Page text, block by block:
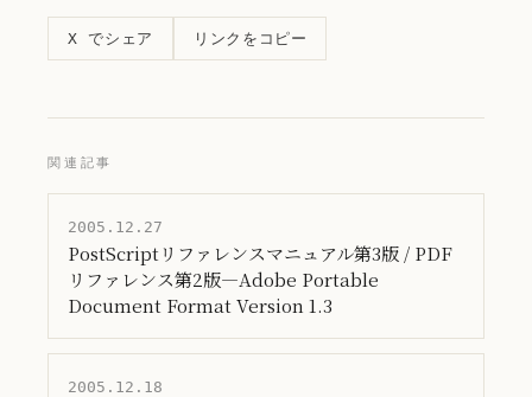
X でシェア リンクをコピー
関連記事
2005.12.27
PostScriptリファレンスマニュアル第3版 / PDF
リファレンス第2版―Adobe Portable
Document Format Version 1.3
2005.12.18